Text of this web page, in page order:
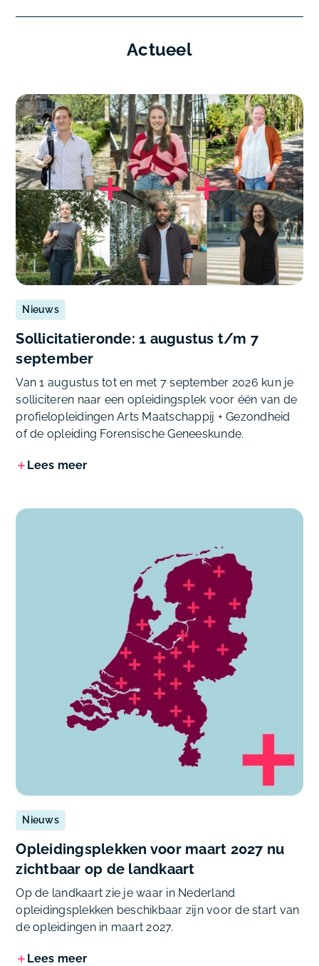
Actueel
Nieuws
Sollicitatieronde: 1 augustus t/m 7
september
Van 1 augustus tot en met 7 september 2026 kun je
solliciteren naar een opleidingsplek voor één van de
profielopleidingen Arts Maatschappij + Gezondheid
of de opleiding Forensische Geneeskunde.
Lees meer
Nieuws
Opleidingsplekken voor maart 2027 nu
zichtbaar op de landkaart
Op de landkaart zie je waar in Nederland
opleidingsplekken beschikbaar zijn voor de start van
de opleidingen in maart 2027.
Lees meer